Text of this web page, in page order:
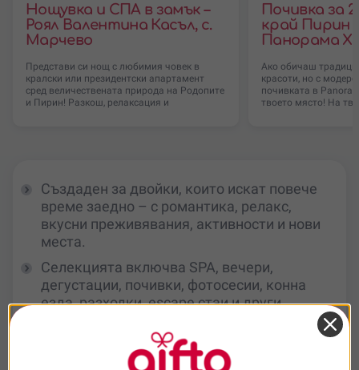
Нощувка и СПА в замък –
Роял Валентина Касъл, с.
Марчево
Представи си нощ с любимия човек в
кралски или президентски апартамент
сред величествената природа на Родопите
и Пирин! Разкош, релаксация и
Почивка за
край Пирин
Панорама
Ако обичаш
красоти, но с
почивката в
твоето място! На
Създаден за двойки, които искат повече
време заедно – с романтика, релакс,
вкусни преживявания, активности и нови
места.
Селекцията включва SPA, вечери,
дегустации, почивки, фотосесии, конна
езда, разходки, escape стаи и други
Добър избор за годишнина, Свети
Валентин, сватба, рожден ден, Коледа или